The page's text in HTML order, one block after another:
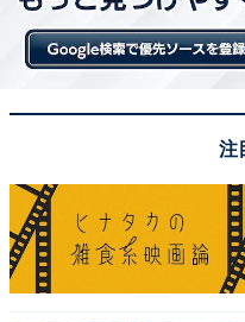
沖縄県で「
「比地大
注